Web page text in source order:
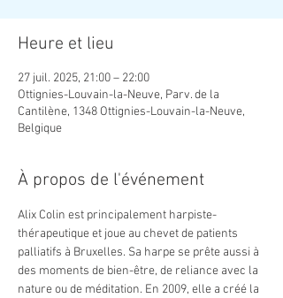
Heure et lieu
27 juil. 2025, 21:00 – 22:00
Ottignies-Louvain-la-Neuve, Parv. de la
Cantilène, 1348 Ottignies-Louvain-la-Neuve,
Belgique
À propos de l'événement
Alix Colin est principalement harpiste-
thérapeutique et joue au chevet de patients
palliatifs à Bruxelles. Sa harpe se prête aussi à
des moments de bien-être, de reliance avec la
nature ou de méditation. En 2009, elle a créé la